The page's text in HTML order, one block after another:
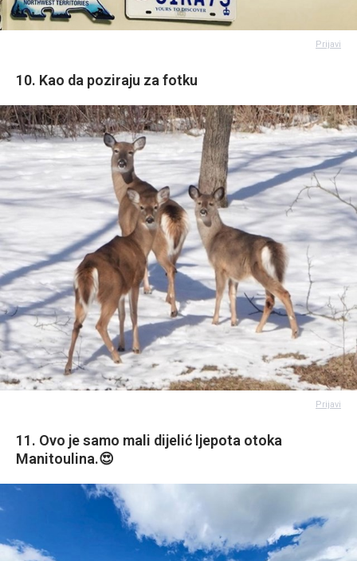
Prijavi
10. Kao da poziraju za fotku
Prijavi
11. Ovo je samo mali dijelić ljepota otoka
Manitoulina.😍